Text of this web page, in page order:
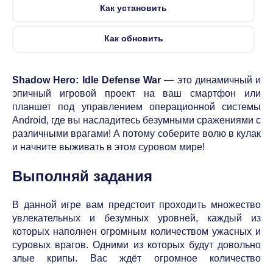
Как установить
Как обновить
Shadow Hero: Idle Defense War— это динамичный и
эпичный игровой проект на ваш смартфон или
планшет под управлением операционной системы
Android, где вы насладитесь безумными сражениями с
различными врагами! А потому соберите волю в кулак
и начните выживать в этом суровом мире!
Выполняй задания
В данной игре вам предстоит проходить множество
увлекательных и безумных уровней, каждый из
которых наполнен огромным количеством ужасных и
суровых врагов. Одними из которых будут довольно
злые крипы. Вас ждёт огромное количество